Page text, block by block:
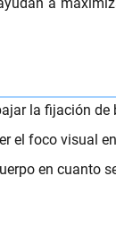
la fijación de
el foco visual
en cuanto